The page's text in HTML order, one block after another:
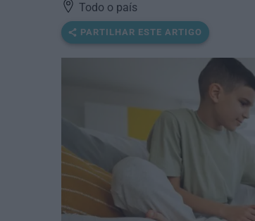
Todo o país
PARTILHAR ESTE ARTIGO